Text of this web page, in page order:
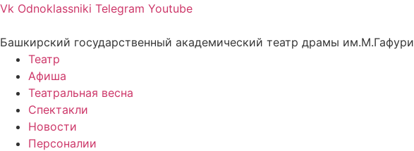
Vk Odnoklassniki Telegram Youtube
Башкирский государственный академический театр драмы им.М.Гафури
Театр
Афиша
Театральная весна
Спектакли
Новости
Персоналии